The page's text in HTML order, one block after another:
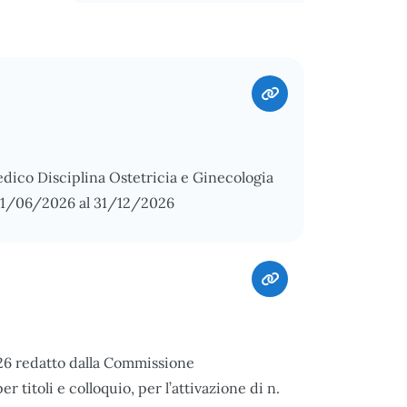
Disciplina Ostetricia e Ginecologia
06/2026 al 31/12/2026
redatto dalla Commissione
titoli e colloquio, per l’attivazione di n.